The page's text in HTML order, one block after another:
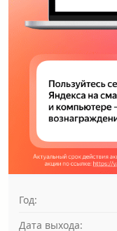
Год:
Дата выхода: